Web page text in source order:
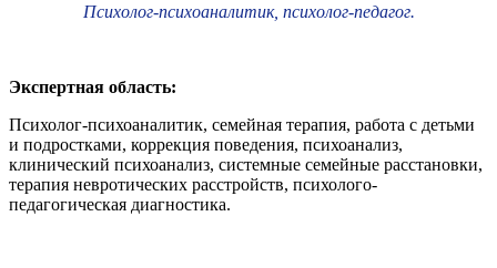
Психолог-психоаналитик, психолог-педагог.
Экспертная область:
Психолог-психоаналитик, семейная терапия, работа с детьми
и подростками, коррекция поведения, психоанализ,
клинический психоанализ, системные семейные расстановки,
терапия невротических расстройств, психолого-
педагогическая диагностика.